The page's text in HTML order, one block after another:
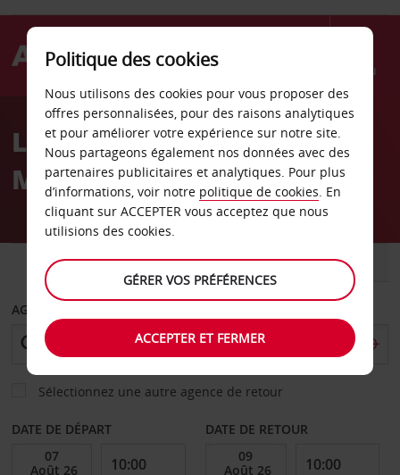
Menu
AvisLocation de voiture
Mosbach
VOITURE UTILITAIRE
AGENCE DE DÉPART
Sélectionnez une autre agence de retour
DATE DE DÉPART DATE DE RETOUR
Politique des cookies
Nous utilisons des cookies pour vous proposer des
offres personnalisées, pour des raisons analytiques
et pour améliorer votre expérience sur notre site.
Nous partageons également nos données avec des
partenaires publicitaires et analytiques. Pour plus
d’informations, voir notre politique de cookies. En
cliquant sur ACCEPTER vous acceptez que nous
utilisions des cookies.
GÉRER VOS PRÉFÉRENCES
ACCEPTER ET FERMER